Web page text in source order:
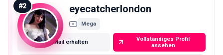
#2 eyecatcherlondon
Mega
E-Mail erhalten
Vollständiges Profil
ansehen